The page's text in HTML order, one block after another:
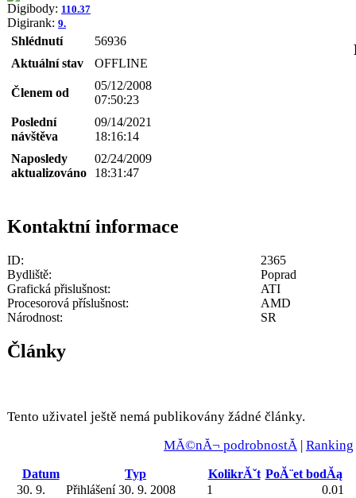
Digibody: 110.37
Digirank: 9.
Shlédnutí
56936
Aktuální stav
OFFLINE
Členem od
05/12/2008
07:50:23
Poslední
návštěva
09/14/2021
18:16:14
Naposledy
aktualizováno
02/24/2009
18:31:47
Kontaktní informace
ID:
2365
Bydliště:
Poprad
Grafická přislušnost:
ATI
Procesorová příslušnost:
AMD
Národnost:
SR
Články
Tento uživatel ještě nemá publikovány žádné články.
MĂ©nĂ¬ podrobnostĂ­ Ranking
Datum Typ KolikrĂˇt PoĂ¨et bodĂą
30. 9.
Přihlášení 30. 9. 2008 1
0.01